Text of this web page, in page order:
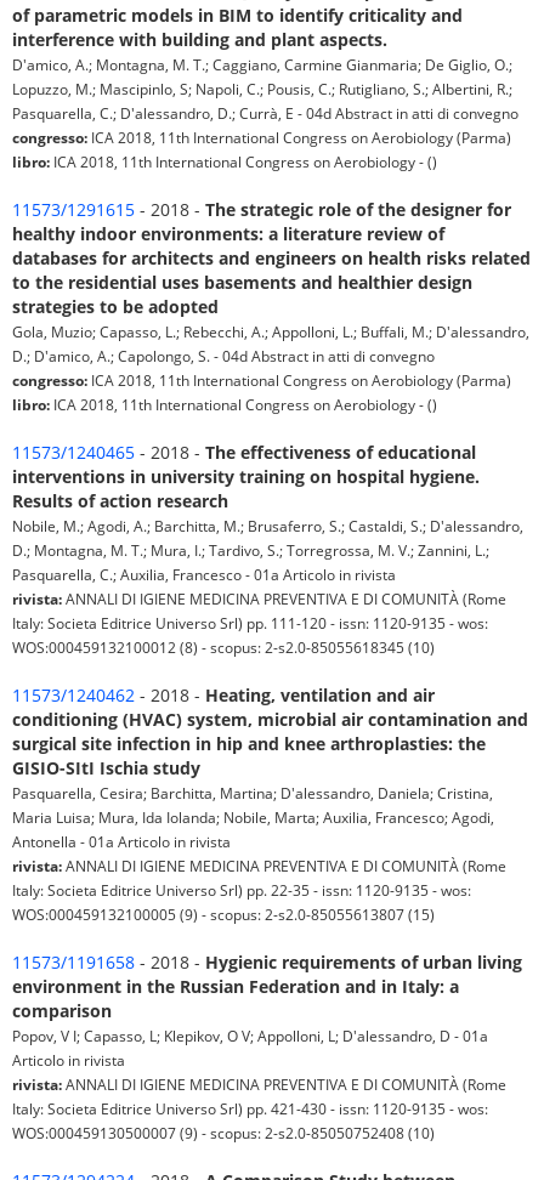
of parametric models in BIM to identify criticality and
interference with building and plant aspects.
D'amico, A.; Montagna, M. T.; Caggiano, Carmine Gianmaria; De Giglio, O.;
Lopuzzo, M.; Mascipinlo, S; Napoli, C.; Pousis, C.; Rutigliano, S.; Albertini, R.;
Pasquarella, C.; D'alessandro, D.; Currà, E - 04d Abstract in atti di convegno
congresso: ICA 2018, 11th International Congress on Aerobiology (Parma)
libro: ICA 2018, 11th International Congress on Aerobiology - ()
11573/1291615 - 2018 - The strategic role of the designer for
healthy indoor environments: a literature review of
databases for architects and engineers on health risks related
to the residential uses basements and healthier design
strategies to be adopted
Gola, Muzio; Capasso, L.; Rebecchi, A.; Appolloni, L.; Buffali, M.; D'alessandro,
D.; D'amico, A.; Capolongo, S. - 04d Abstract in atti di convegno
congresso: ICA 2018, 11th International Congress on Aerobiology (Parma)
libro: ICA 2018, 11th International Congress on Aerobiology - ()
11573/1240465 - 2018 - The effectiveness of educational
interventions in university training on hospital hygiene.
Results of action research
Nobile, M.; Agodi, A.; Barchitta, M.; Brusaferro, S.; Castaldi, S.; D'alessandro,
D.; Montagna, M. T.; Mura, I.; Tardivo, S.; Torregrossa, M. V.; Zannini, L.;
Pasquarella, C.; Auxilia, Francesco - 01a Articolo in rivista
rivista:ANNALI DI IGIENE MEDICINA PREVENTIVA E DI COMUNITÀ (Rome
Italy: Societa Editrice Universo Srl) pp. 111-120 - issn: 1120-9135 - wos:
WOS:000459132100012 (8) - scopus: 2-s2.0-85055618345 (10)
11573/1240462 - 2018 - Heating, ventilation and air
conditioning (HVAC) system, microbial air contamination and
surgical site infection in hip and knee arthroplasties: the
GISIO-SItI Ischia study
Pasquarella, Cesira; Barchitta, Martina; D'alessandro, Daniela; Cristina,
Maria Luisa; Mura, Ida Iolanda; Nobile, Marta; Auxilia, Francesco; Agodi,
Antonella - 01a Articolo in rivista
rivista:ANNALI DI IGIENE MEDICINA PREVENTIVA E DI COMUNITÀ (Rome
Italy: Societa Editrice Universo Srl) pp. 22-35 - issn: 1120-9135 - wos:
WOS:000459132100005 (9) - scopus: 2-s2.0-85055613807 (15)
11573/1191658 - 2018 - Hygienic requirements of urban living
environment in the Russian Federation and in Italy: a
comparison
Popov, V I; Capasso, L; Klepikov, O V; Appolloni, L; D'alessandro, D - 01a
Articolo in rivista
rivista:ANNALI DI IGIENE MEDICINA PREVENTIVA E DI COMUNITÀ (Rome
Italy: Societa Editrice Universo Srl) pp. 421-430 - issn: 1120-9135 - wos:
WOS:000459130500007 (9) - scopus: 2-s2.0-85050752408 (10)